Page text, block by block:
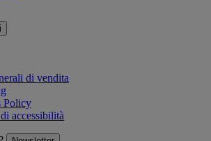
di vendita
Policy
accessibilità